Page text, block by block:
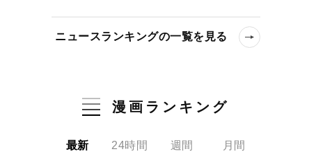
ニュースランキングの一覧を見る
漫画ランキング
最新 24時間 週間 月間